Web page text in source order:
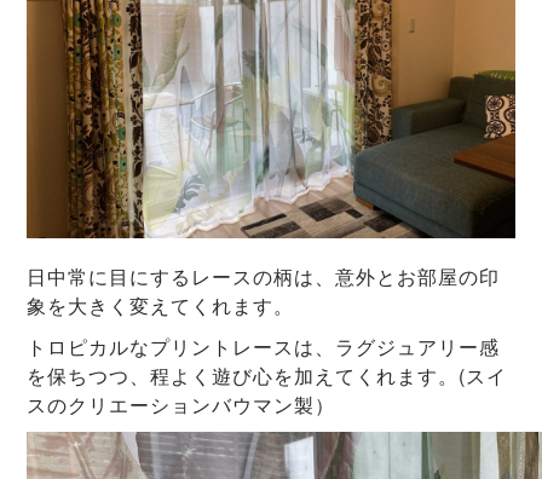
日中常に目にするレースの柄は、意外とお部屋の印
象を大きく変えてくれます。
トロピカルなプリントレースは、ラグジュアリー感
を保ちつつ、程よく遊び心を加えてくれます。(スイ
スのクリエーションバウマン製）